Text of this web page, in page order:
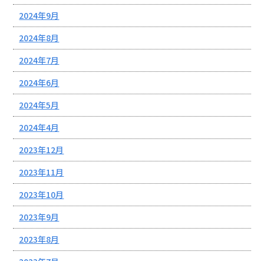
2024年9月
2024年8月
2024年7月
2024年6月
2024年5月
2024年4月
2023年12月
2023年11月
2023年10月
2023年9月
2023年8月